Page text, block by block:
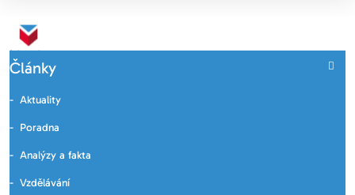
Články
Aktuality
Poradna
Analýzy a fakta
Vzdělávání